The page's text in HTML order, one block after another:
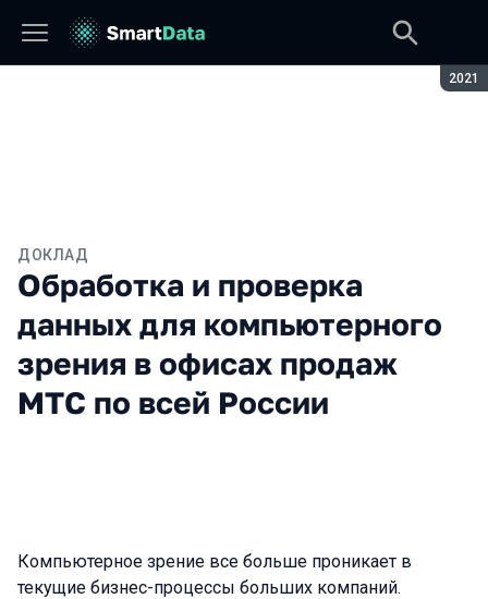
2021
ДОКЛАД
Обработка и проверка
данных для компьютерного
зрения в офисах продаж
МТС по всей России
Компьютерное зрение все больше проникает в
текущие бизнес-процессы больших компаний.